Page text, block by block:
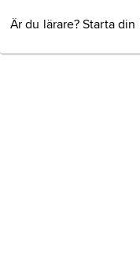
Är du lärare? Starta